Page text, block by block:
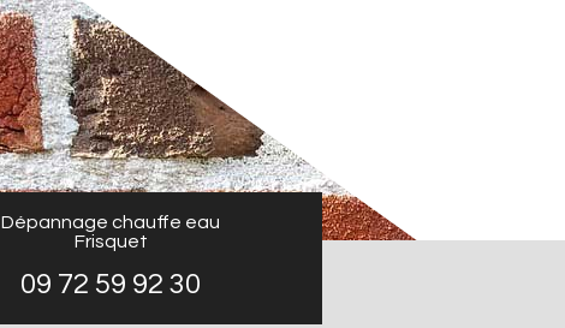
Dépannage chauffe eau
Frisquet
09 72 59 92 30